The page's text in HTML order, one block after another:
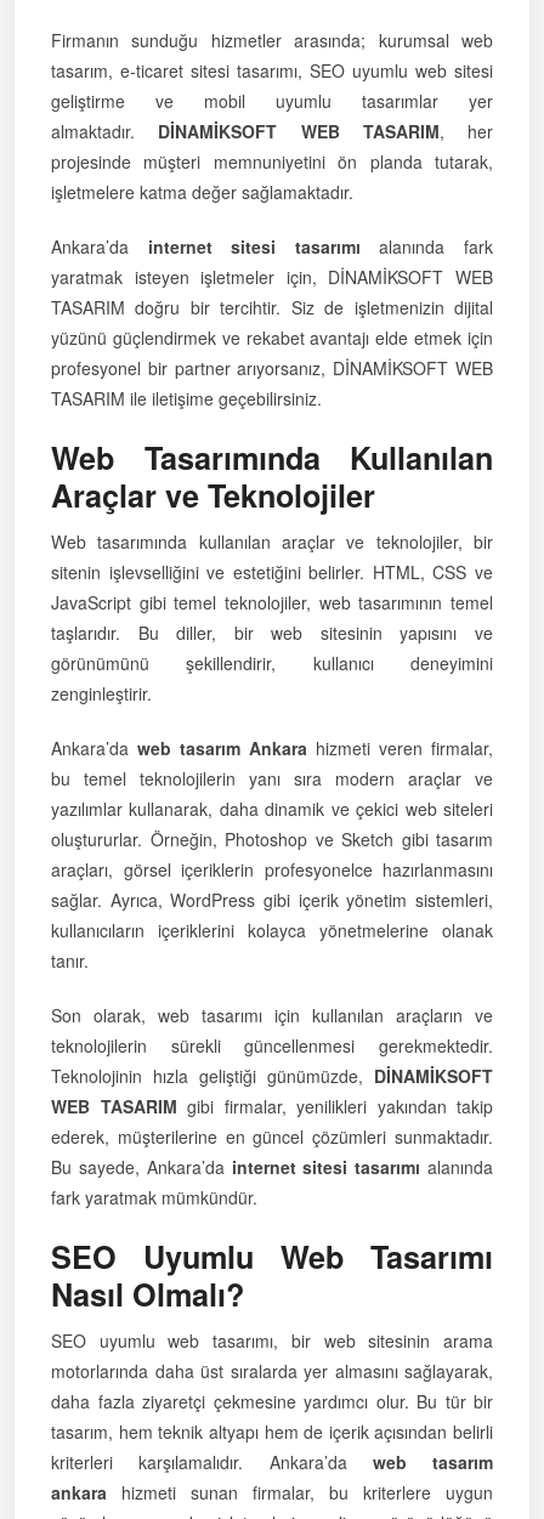
Firmanın sunduğu hizmetler arasında; kurumsal web
tasarım, e-ticaret sitesi tasarımı, SEO uyumlu web sitesi
geliştirme ve mobil uyumlu tasarımlar yer
almaktadır. DİNAMİKSOFT WEB TASARIM, her
projesinde müşteri memnuniyetini ön planda tutarak,
işletmelere katma değer sağlamaktadır.
Ankara’da internet sitesi tasarımı alanında fark
yaratmak isteyen işletmeler için, DİNAMİKSOFT WEB
TASARIM doğru bir tercihtir. Siz de işletmenizin dijital
yüzünü güçlendirmek ve rekabet avantajı elde etmek için
profesyonel bir partner arıyorsanız, DİNAMİKSOFT WEB
TASARIM ile iletişime geçebilirsiniz.
Web Tasarımında Kullanılan
Araçlar ve Teknolojiler
Web tasarımında kullanılan araçlar ve teknolojiler, bir
sitenin işlevselliğini ve estetiğini belirler. HTML, CSS ve
JavaScript gibi temel teknolojiler, web tasarımının temel
taşlarıdır. Bu diller, bir web sitesinin yapısını ve
görünümünü şekillendirir, kullanıcı deneyimini
zenginleştirir.
Ankara’da web tasarım Ankara hizmeti veren firmalar,
bu temel teknolojilerin yanı sıra modern araçlar ve
yazılımlar kullanarak, daha dinamik ve çekici web siteleri
oluştururlar. Örneğin, Photoshop ve Sketch gibi tasarım
araçları, görsel içeriklerin profesyonelce hazırlanmasını
sağlar. Ayrıca, WordPress gibi içerik yönetim sistemleri,
kullanıcıların içeriklerini kolayca yönetmelerine olanak
tanır.
Son olarak, web tasarımı için kullanılan araçların ve
teknolojilerin sürekli güncellenmesi gerekmektedir.
Teknolojinin hızla geliştiği günümüzde, DİNAMİKSOFT
WEB TASARIM gibi firmalar, yenilikleri yakından takip
ederek, müşterilerine en güncel çözümleri sunmaktadır.
Bu sayede, Ankara’da internet sitesi tasarımı alanında
fark yaratmak mümkündür.
SEO Uyumlu Web Tasarımı
Nasıl Olmalı?
SEO uyumlu web tasarımı, bir web sitesinin arama
motorlarında daha üst sıralarda yer almasını sağlayarak,
daha fazla ziyaretçi çekmesine yardımcı olur. Bu tür bir
tasarım, hem teknik altyapı hem de içerik açısından belirli
kriterleri karşılamalıdır. Ankara’da web tasarım
ankara hizmeti sunan firmalar, bu kriterlere uygun